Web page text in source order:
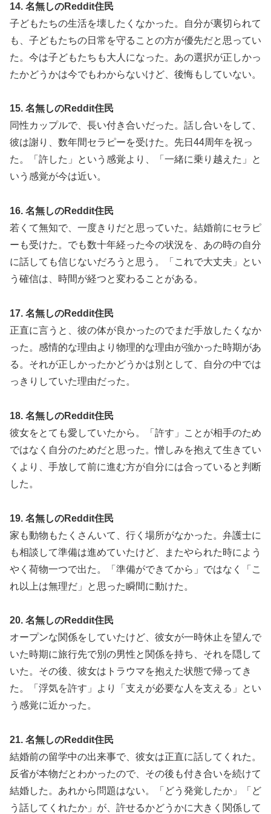
14. 名無しのReddit住民
子どもたちの生活を壊したくなかった。自分が裏切られて
も、子どもたちの日常を守ることの方が優先だと思ってい
た。今は子どもたちも大人になった。あの選択が正しかっ
たかどうかは今でもわからないけど、後悔もしていない。
15. 名無しのReddit住民
同性カップルで、長い付き合いだった。話し合いをして、
彼は謝り、数年間セラピーを受けた。先日44周年を祝っ
た。「許した」という感覚より、「一緒に乗り越えた」と
いう感覚が今は近い。
16. 名無しのReddit住民
若くて無知で、一度きりだと思っていた。結婚前にセラピ
ーも受けた。でも数十年経った今の状況を、あの時の自分
に話しても信じないだろうと思う。「これで大丈夫」とい
う確信は、時間が経つと変わることがある。
17. 名無しのReddit住民
正直に言うと、彼の体が良かったのでまだ手放したくなか
った。感情的な理由より物理的な理由が強かった時期があ
る。それが正しかったかどうかは別として、自分の中では
っきりしていた理由だった。
18. 名無しのReddit住民
彼女をとても愛していたから。「許す」ことが相手のため
ではなく自分のためだと思った。憎しみを抱えて生きてい
くより、手放して前に進む方が自分には合っていると判断
した。
19. 名無しのReddit住民
家も動物もたくさんいて、行く場所がなかった。弁護士に
も相談して準備は進めていたけど、またやられた時によう
やく荷物一つで出た。「準備ができてから」ではなく「こ
れ以上は無理だ」と思った瞬間に動けた。
20. 名無しのReddit住民
オープンな関係をしていたけど、彼女が一時休止を望んで
いた時期に旅行先で別の男性と関係を持ち、それを隠して
いた。その後、彼女はトラウマを抱えた状態で帰ってき
た。「浮気を許す」より「支えが必要な人を支える」とい
う感覚に近かった。
21. 名無しのReddit住民
結婚前の留学中の出来事で、彼女は正直に話してくれた。
反省が本物だとわかったので、その後も付き合いを続けて
結婚した。あれから問題はない。「どう発覚したか」「ど
う話してくれたか」が、許せるかどうかに大きく関係して